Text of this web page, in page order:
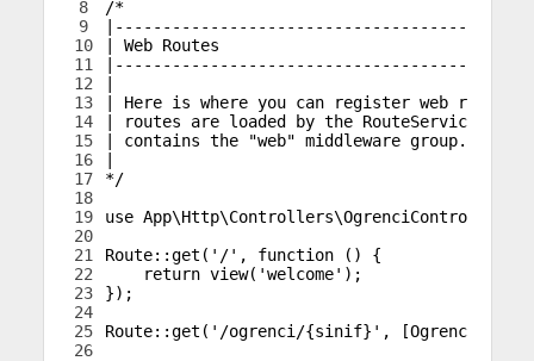
8
9
10
11
12
13
14
15
16
17
18
19
20
21
22
23
24
25
26
/*
| Web Routes
|
| Here is where you can register web routes
| routes are loaded by the
| contains the "web" middleware group. Now
|
*/
use App\Http\Controllers\OgrenciController
Route::get ( '/' , function ( )
{
return view( 'welcome' ) ;
}) ;
Route::get ( '/ogrenci/{sinif}' , [